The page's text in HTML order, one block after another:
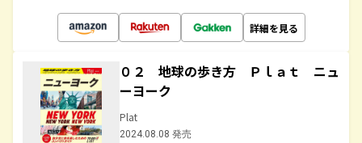
詳細を見る
０２ 地球の歩き方 Ｐｌａｔ ニュ
ーヨーク
Plat
2024.08.08 発売